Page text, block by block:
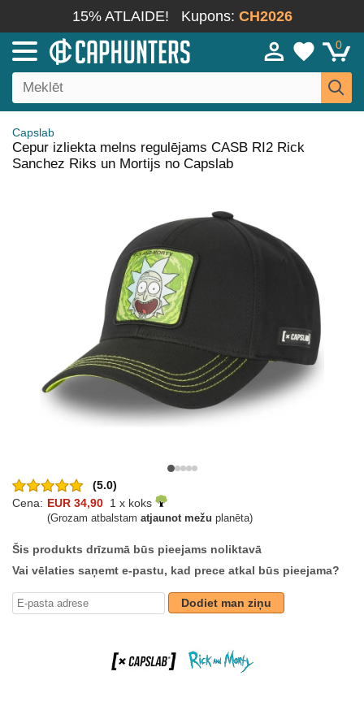
15% ATLAIDE! Kupons: CH2026
0
Capslab
Cepur izliekta melns regulējams CASB RI2 Rick
Sanchez Riks un Mortijs no Capslab
(5.0)
Cena: EUR 34,90 1 x koks
(Grozam atbalstam atjaunot mežu planēta)
Šis produkts drīzumā būs pieejams noliktavā
Vai vēlaties saņemt e-pastu, kad prece atkal būs pieejama?
Dodiet man ziņu